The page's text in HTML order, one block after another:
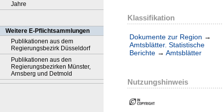
Jahre
Weitere E-Pflichtsammlungen
Publikationen aus dem
Regierungsbezirk Düsseldorf
Publikationen aus den
Regierungsbezirken Münster,
Arnsberg und Detmold
Klassifikation
Dokumente zur Region →
Amtsblätter. Statistische
Berichte → Amtsblätter
Nutzungshinweis